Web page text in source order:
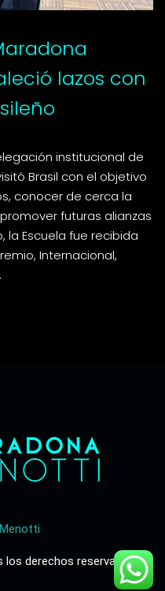
lazos con
institucional de
Brasil con el objetivo
conocer de cerca la
futuras alianzas
la Escuela fue recibida
Internacional,
derechos reservados.